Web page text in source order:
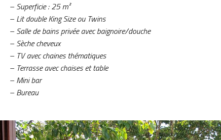
– Superficie : 25 m²
– Lit double King Size ou Twins
– Salle de bains privée avec baignoire/douche
– Sèche cheveux
– TV avec chaines thématiques
– Terrasse avec chaises et table
– Mini bar
– Bureau